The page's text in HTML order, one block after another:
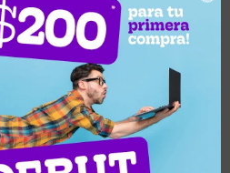
novedades y más
Suscribirme
Esq. Convención